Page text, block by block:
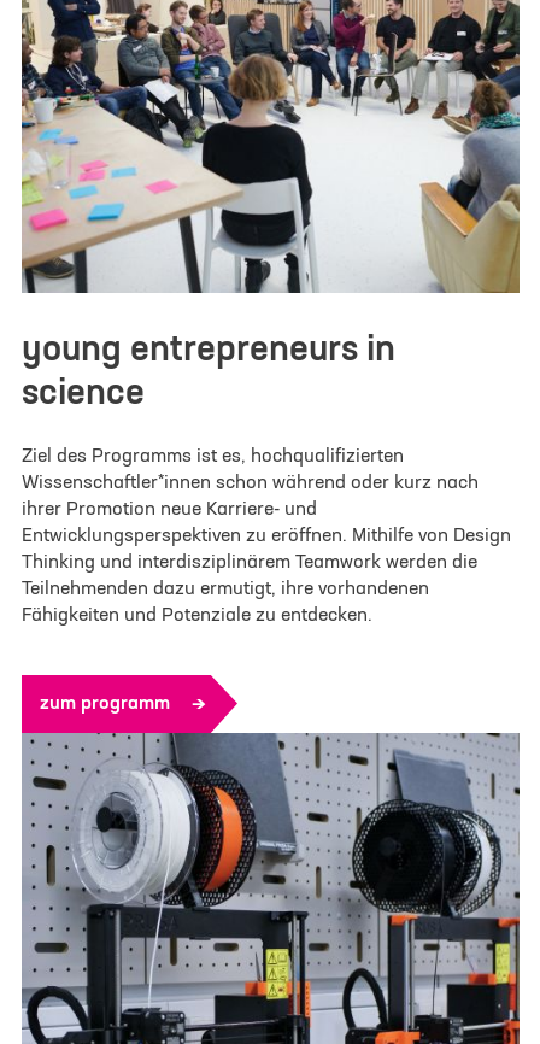
young entrepreneurs in
science
Ziel des Programms ist es, hochqualifizierten
Wissenschaftler*innen schon während oder kurz nach
ihrer Promotion neue Karriere- und
Entwicklungsperspektiven zu eröffnen. Mithilfe von Design
Thinking und interdisziplinärem Teamwork werden die
Teilnehmenden dazu ermutigt, ihre vorhandenen
Fähigkeiten und Potenziale zu entdecken.
zum programm